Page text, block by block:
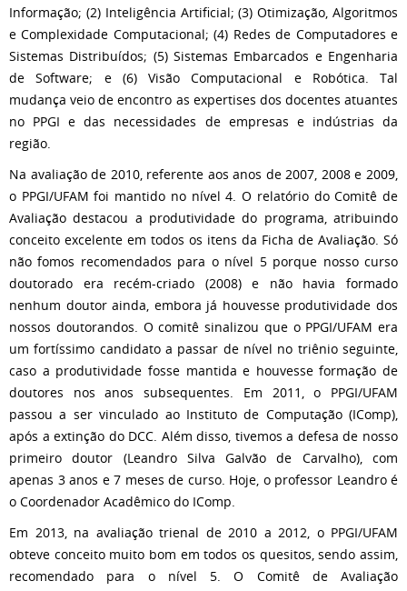
Informação; (2) Inteligência Artificial; (3) Otimização, Algoritmos
e Complexidade Computacional; (4) Redes de Computadores e
Sistemas Distribuídos; (5) Sistemas Embarcados e Engenharia
de Software; e (6) Visão Computacional e Robótica. Tal
mudança veio de encontro as expertises dos docentes atuantes
no PPGI e das necessidades de empresas e indústrias da
região.
Na avaliação de 2010, referente aos anos de 2007, 2008 e 2009,
o PPGI/UFAM foi mantido no nível 4. O relatório do Comitê de
Avaliação destacou a produtividade do programa, atribuindo
conceito excelente em todos os itens da Ficha de Avaliação. Só
não fomos recomendados para o nível 5 porque nosso curso
doutorado era recém-criado (2008) e não havia formado
nenhum doutor ainda, embora já houvesse produtividade dos
nossos doutorandos. O comitê sinalizou que o PPGI/UFAM era
um fortíssimo candidato a passar de nível no triênio seguinte,
caso a produtividade fosse mantida e houvesse formação de
doutores nos anos subsequentes. Em 2011, o PPGI/UFAM
passou a ser vinculado ao Instituto de Computação (IComp),
após a extinção do DCC. Além disso, tivemos a defesa de nosso
primeiro doutor (Leandro Silva Galvão de Carvalho), com
apenas 3 anos e 7 meses de curso. Hoje, o professor Leandro é
o Coordenador Acadêmico do IComp.
Em 2013, na avaliação trienal de 2010 a 2012, o PPGI/UFAM
obteve conceito muito bom em todos os quesitos, sendo assim,
recomendado para o nível 5. O Comitê de Avaliação